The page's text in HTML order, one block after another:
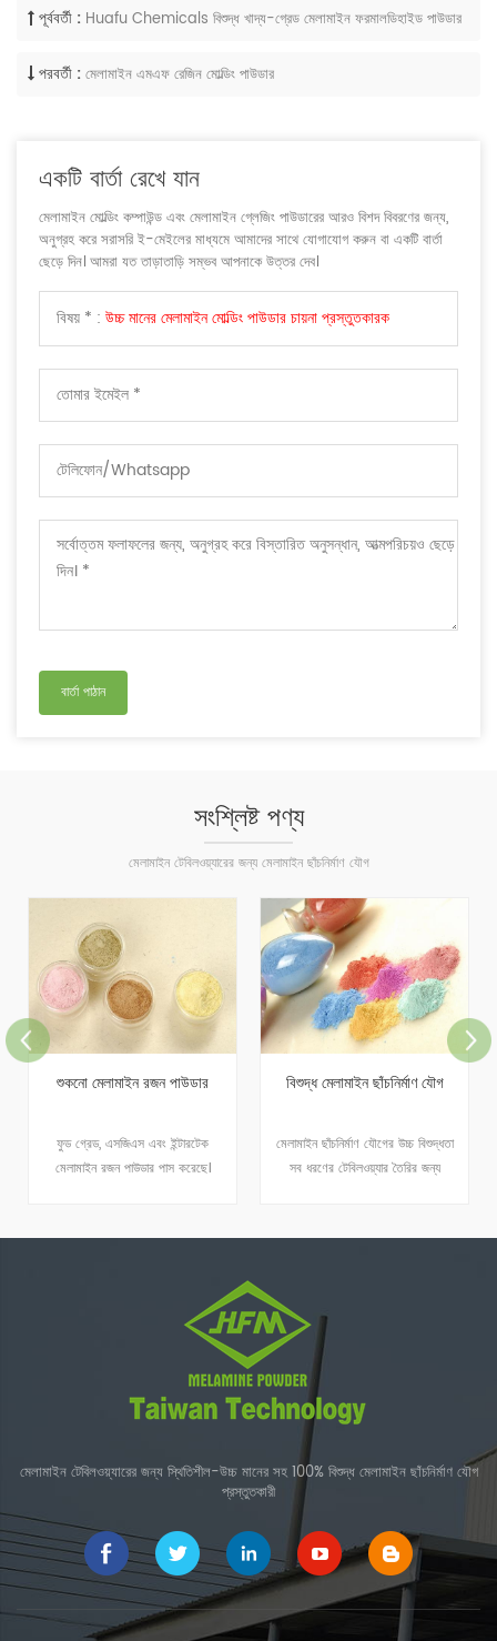
পূর্ববর্তী : Huafu Chemicals বিশুদ্ধ খাদ্য-গ্রেড মেলামাইন ফরমালডিহাইড পাউডার
পরবর্তী :মেলামাইন এমএফ রেজিন মোল্ডিং পাউডার
একটি বার্তা রেখে যান
মেলামাইন মোল্ডিং কম্পাউন্ড এবং মেলামাইন গ্লেজিং পাউডারের আরও বিশদ বিবরণের জন্য,
অনুগ্রহ করে সরাসরি ই-মেইলের মাধ্যমে আমাদের সাথে যোগাযোগ করুন বা একটি বার্তা
ছেড়ে দিন। আমরা যত তাড়াতাড়ি সম্ভব আপনাকে উত্তর দেব।
বিষয় * : উচ্চ মানের মেলামাইন মোল্ডিং পাউডার চায়না প্রস্তুতকারক
সংশ্লিষ্ট পণ্য
মেলামাইন টেবিলওয়্যারের জন্য মেলামাইন ছাঁচনির্মাণ যৌগ
শুকনো মেলামাইন রজন পাউডার
ফুড গ্রেড, এসজিএস এবং ইন্টারটেক
মেলামাইন রজন পাউডার পাস করেছে।
বিশুদ্ধ মেলামাইন ছাঁচনির্মাণ যৌগ
মেলামাইন ছাঁচনির্মাণ যৌগের উচ্চ বিশুদ্ধতা
সব ধরণের টেবিলওয়্যার তৈরির জন্য
মেলামাইন টেবিলওয়্যারের জন্য স্থিতিশীল-উচ্চ মানের সহ 100% বিশুদ্ধ মেলামাইন ছাঁচনির্মাণ যৌগ
প্রস্তুতকারী